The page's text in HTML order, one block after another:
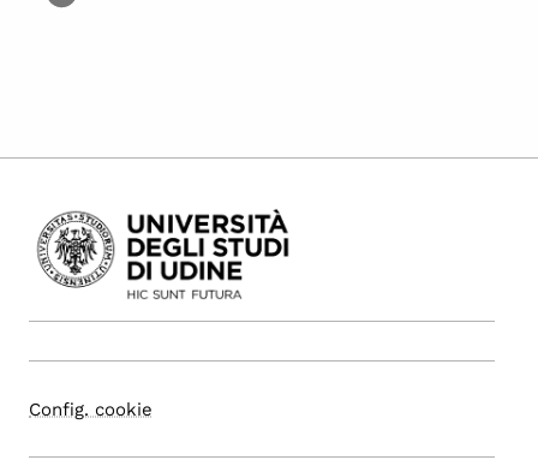
Config. cookie